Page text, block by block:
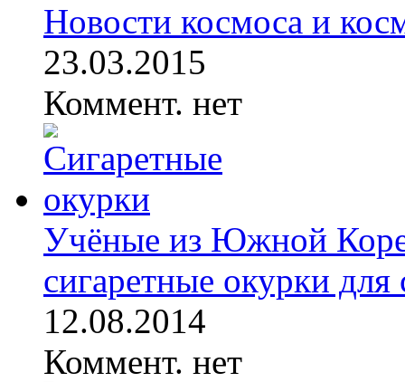
Новости космоса и
23.03.2015
Коммент. нет
Учёные из Южной
сигаретные окурки для
12.08.2014
Коммент. нет